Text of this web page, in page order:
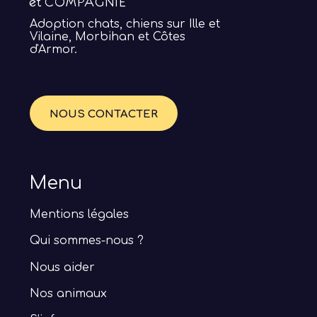
Adoption chats, chiens sur Ille et
Vilaine, Morbihan et Côtes
d'Armor.
NOUS CONTACTER
Menu
Mentions légales
Qui sommes-nous ?
Nous aider
Nos animaux